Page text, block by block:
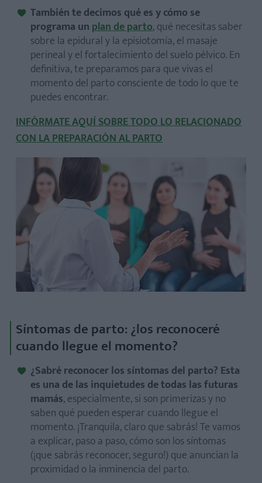
También te decimos qué es y cómo se
programa un plan de parto, qué necesitas saber
sobre la epidural y la episiotomía, el masaje
perineal y el fortalecimiento del suelo pélvico. En
definitiva, te preparamos para que vivas el
momento del parto consciente de todo lo que te
puedes encontrar.
INFÓRMATE AQUÍ SOBRE TODO LO RELACIONADO
CON LA PREPARACIÓN AL PARTO
Síntomas de parto: ¿los reconoceré
cuando llegue el momento?
¿Sabré reconocer los síntomas del parto? Esta
es una de las inquietudes de todas las futuras
mamás, especialmente, si son primerizas y no
saben qué pueden esperar cuando llegue el
momento. ¡Tranquila, claro que sabrás! Te vamos
a explicar, paso a paso, cómo son los síntomas
(¡que sabrás reconocer, seguro!) que anuncian la
proximidad o la inminencia del parto.